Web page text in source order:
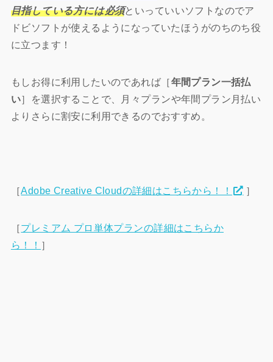
目指している方には必須といっていいソフトなのでア
ドビソフトが使えるようになっていたほうがのちのち役
に立つます！
もしお得に利用したいのであれば［年間プラン一括払
い］を選択することで、
月々プランや年間プラン月払い
よりさらに割安に利用できるのでおすすめ。
［Adobe Creative Cloudの詳細はこちらから！！ ］
［プレミアム プロ単体プランの詳細はこちらか
ら！！ ］